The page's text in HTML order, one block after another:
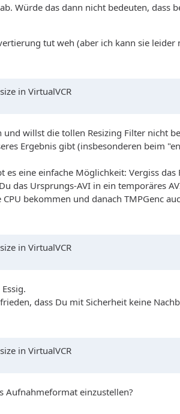
Würde das dann nicht bedeuten,
tut weh (aber ich kann sie
in VirtualVCR
willst die tollen Resizing Filter nicht
Ergebnis gibt (insbesonderen beim
eine einfache Möglichkeit: Vergiss das
das Ursprungs-AVI in ein temporäres
bekommen und danach TMPGenc
in VirtualVCR
dass Du mit Sicherheit keine
in VirtualVCR
Aufnahmeformat einzustellen?